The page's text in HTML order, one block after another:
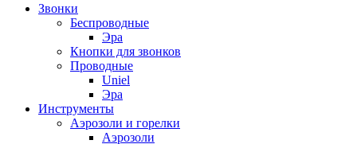
Звонки
Беспроводные
Эра
Кнопки для звонков
Проводные
Uniel
Эра
Инструменты
Аэрозоли и горелки
Аэрозоли